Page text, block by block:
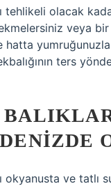
tehlikeli olacak
veya
hatta
ters
okyanusta ve tatlı